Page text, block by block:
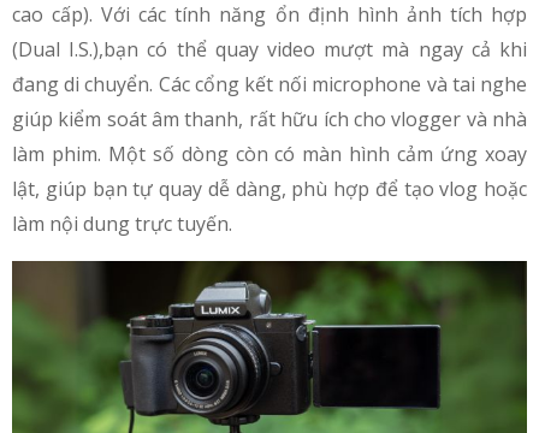
cao cấp). Với các tính năng ổn định hình ảnh tích hợp
(Dual I.S.),bạn có thể quay video mượt mà ngay cả khi
đang di chuyển. Các cổng kết nối microphone và tai nghe
giúp kiểm soát âm thanh, rất hữu ích cho vlogger và nhà
làm phim. Một số dòng còn có màn hình cảm ứng xoay
lật, giúp bạn tự quay dễ dàng, phù hợp để tạo vlog hoặc
làm nội dung trực tuyến.